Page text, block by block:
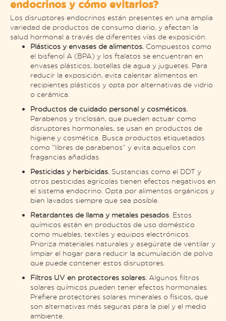
endocrinos y cómo evitarlos?
Los disruptores endocrinos están presentes en una amplia
variedad de productos de consumo diario, y afectan la
salud hormonal a través de diferentes vías de exposición.
Plásticos y envases de alimentos. Compuestos como
el bisfenol A (BPA) y los ftalatos se encuentran en
envases plásticos, botellas de agua y juguetes. Para
reducir la exposición, evita calentar alimentos en
recipientes plásticos y opta por alternativas de vidrio
o cerámica​.
Productos de cuidado personal y cosméticos.
Parabenos y triclosán, que pueden actuar como
disruptores hormonales, se usan en productos de
higiene y cosmética. Busca productos etiquetados
como “libres de parabenos” y evita aquellos con
fragancias añadidas​.
Pesticidas y herbicidas. Sustancias como el DDT y
otros pesticidas agrícolas tienen efectos negativos en
el sistema endocrino. Opta por alimentos orgánicos y
bien lavados siempre que sea posible​.
Retardantes de llama y metales pesados . Estos
químicos están en productos de uso doméstico
como muebles, textiles y equipos electrónicos.
Prioriza materiales naturales y asegúrate de ventilar y
limpiar el hogar para reducir la acumulación de polvo
que puede contener estos disruptores​.
Filtros UV en protectores solares. Algunos filtros
solares químicos pueden tener efectos hormonales.
Prefiere protectores solares minerales o físicos, que
son alternativas más seguras para la piel y el medio
ambiente.